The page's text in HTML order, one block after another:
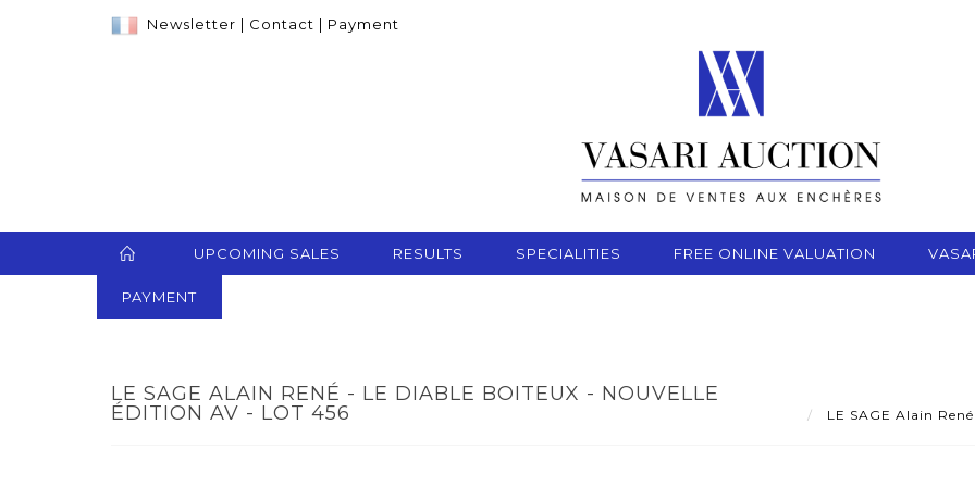
Newsletter | Contact | Payment
UPCOMING SALES RESULTS SPECIALITIES FREE ONLINE VALUATION
PAYMENT
LE SAGE ALAIN RENÉ - LE DIABLE BOITEUX - NOUVELLE
ÉDITION AV - LOT 456
LE SAGE Alain